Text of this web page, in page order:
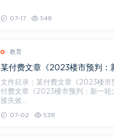
07-17 548
教育
某付费文章《2023楼市预判：
文件目录：某付费文章《2023楼市
付费文章《2023楼市预判：新一轮大牛市会
接失效...
07-02 538